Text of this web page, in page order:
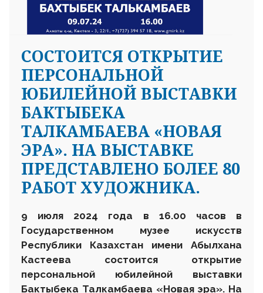
СОСТОИТСЯ ОТКРЫТИЕ
ПЕРСОНАЛЬНОЙ
ЮБИЛЕЙНОЙ ВЫСТАВКИ
БАКТЫБЕКА
ТАЛКАМБАЕВА «НОВАЯ
ЭРА». НА ВЫСТАВКЕ
ПРЕДСТАВЛЕНО БОЛЕЕ 80
РАБОТ ХУДОЖНИКА.
9 июля 2024 года в 16.00 часов в
Государственном музее искусств
Республики Казахстан имени Абылхана
Кастеева состоится открытие
персональной юбилейной выставки
Бактыбека Талкамбаева «Новая эра». На